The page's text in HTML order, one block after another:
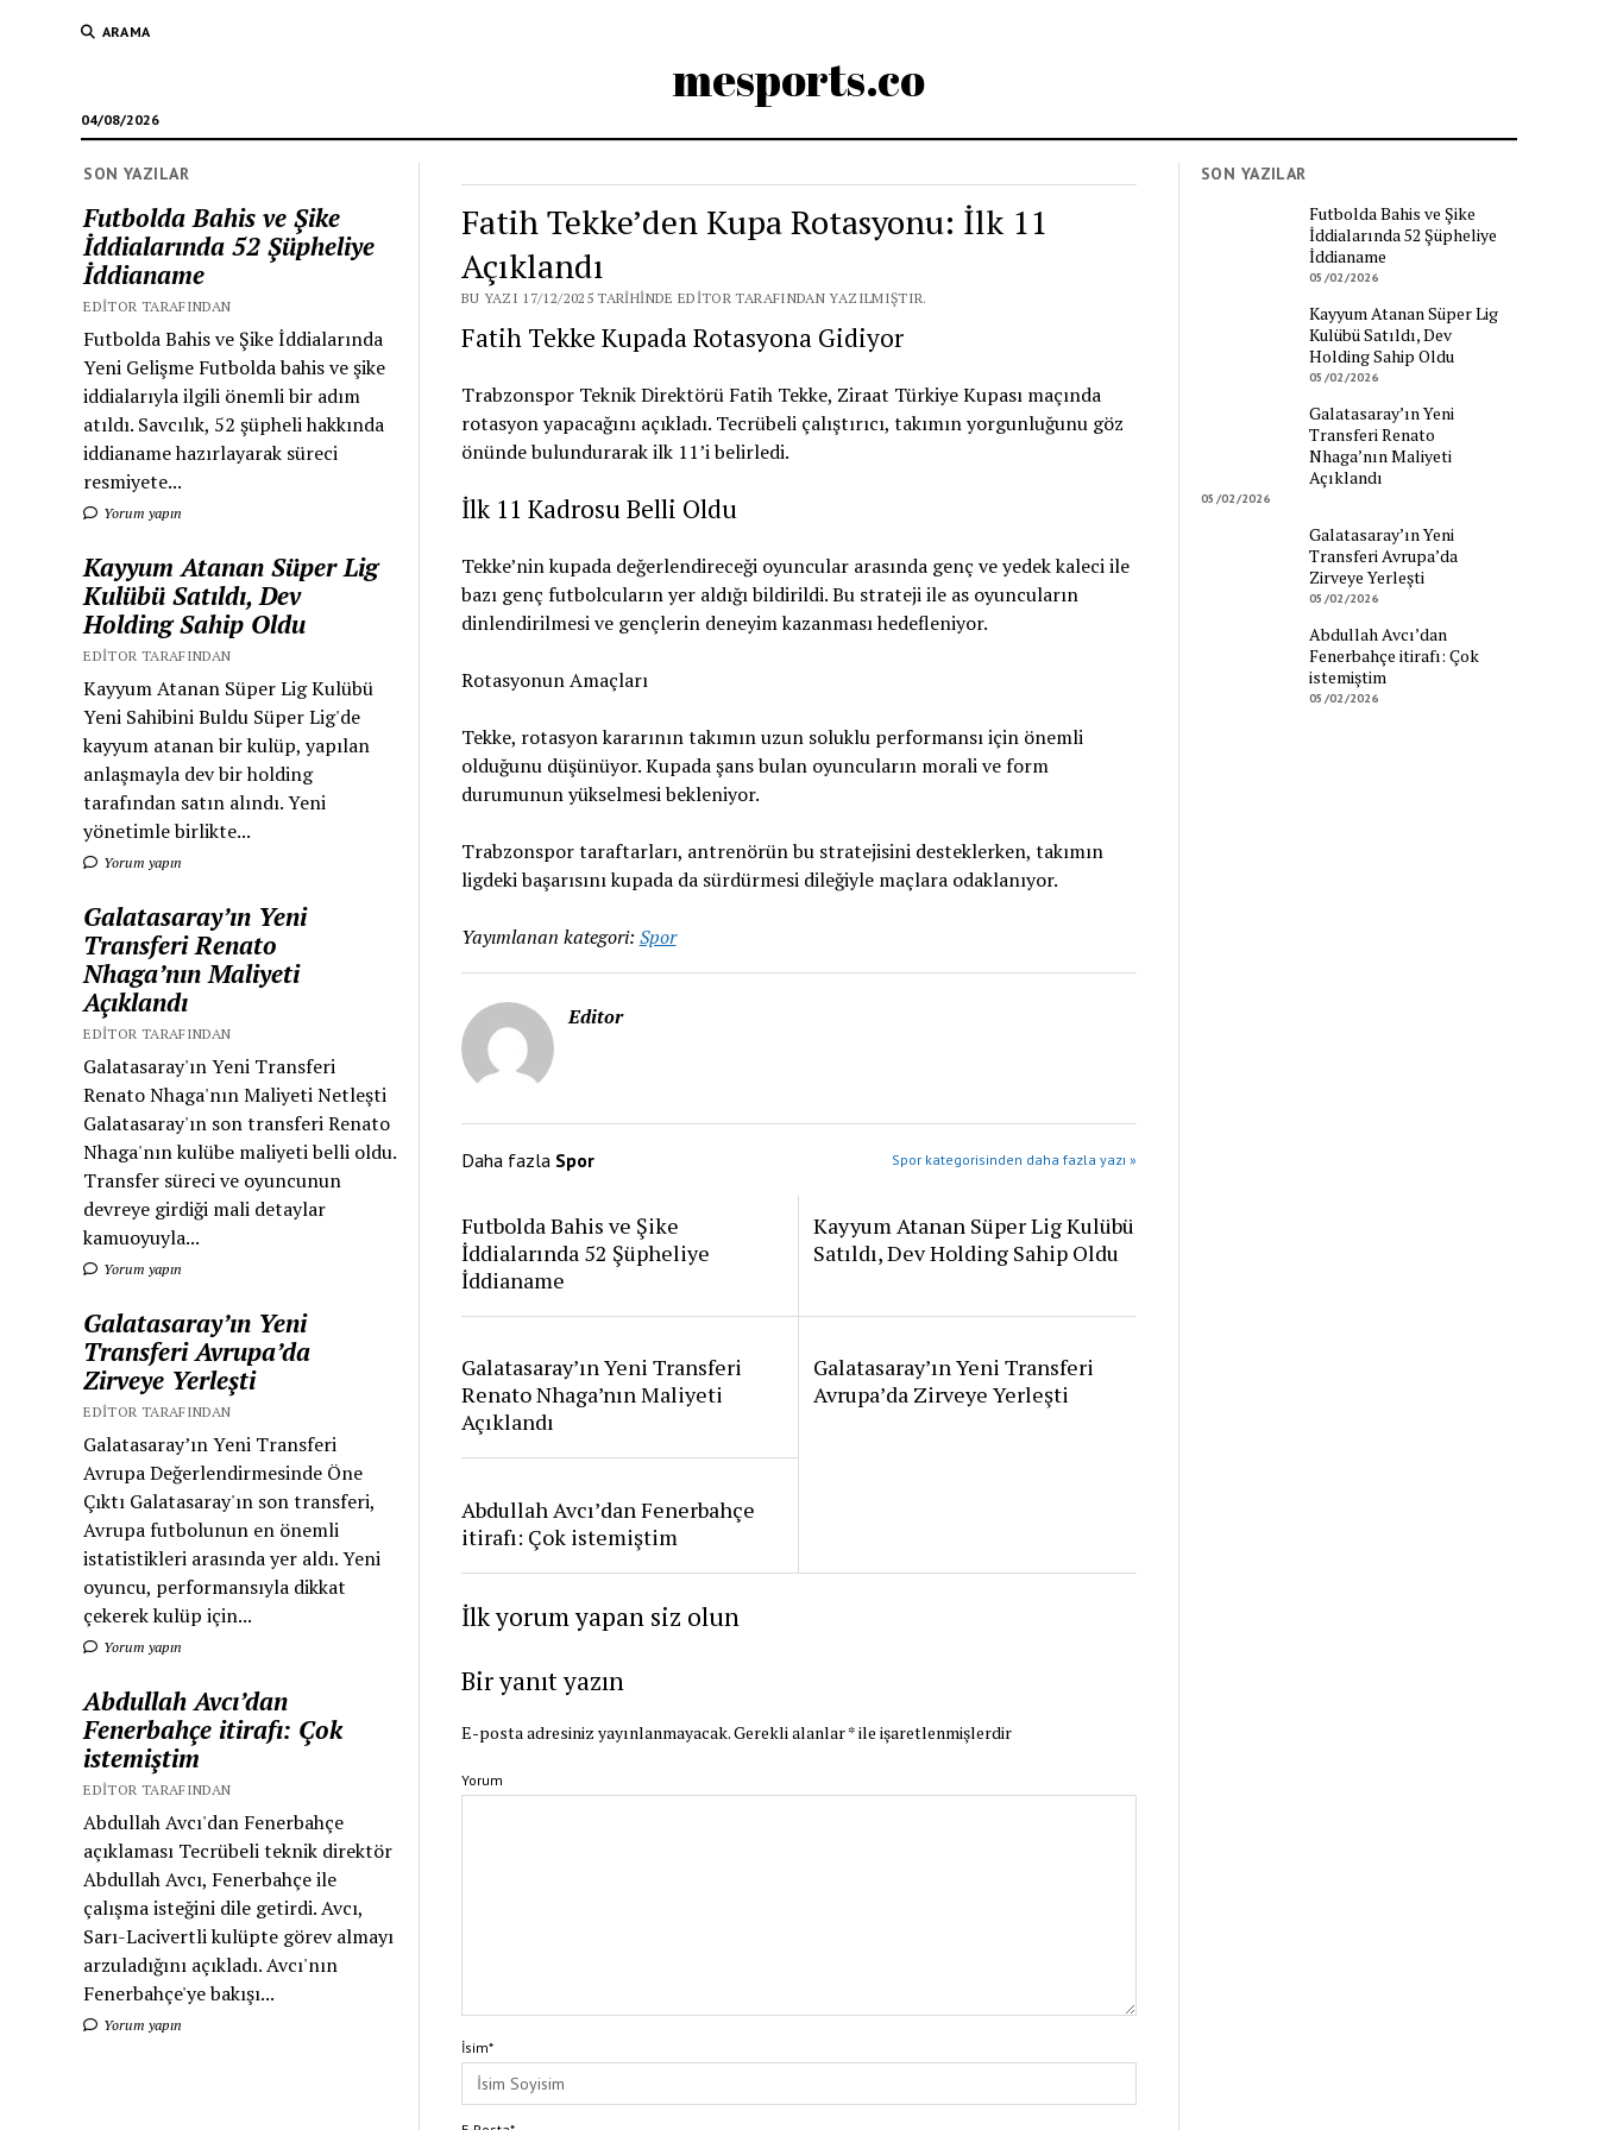
ARAMA
mesports.co
04/08/2026
SON YAZILAR
Futbolda Bahis ve Şike
İddialarında 52 Şüpheliye
İddianame
EDITOR TARAFINDAN
Futbolda Bahis ve Şike İddialarında
Yeni Gelişme Futbolda bahis ve şike
iddialarıyla ilgili önemli bir adım
atıldı. Savcılık, 52 şüpheli hakkında
iddianame hazırlayarak süreci
resmiyete...
Yorum yapın
Kayyum Atanan Süper Lig
Kulübü Satıldı, Dev
Holding Sahip Oldu
EDITOR TARAFINDAN
Kayyum Atanan Süper Lig Kulübü
Yeni Sahibini Buldu Süper Lig'de
kayyum atanan bir kulüp, yapılan
anlaşmayla dev bir holding
tarafından satın alındı. Yeni
yönetimle birlikte...
Yorum yapın
Galatasaray’ın Yeni
Transferi Renato
Nhaga’nın Maliyeti
Açıklandı
EDITOR TARAFINDAN
Galatasaray'ın Yeni Transferi
Renato Nhaga'nın Maliyeti Netleşti
Galatasaray'ın son transferi Renato
Nhaga'nın kulübe maliyeti belli oldu.
Transfer süreci ve oyuncunun
devreye girdiği mali detaylar
kamuoyuyla...
Yorum yapın
Galatasaray’ın Yeni
Transferi Avrupa’da
Zirveye Yerleşti
EDITOR TARAFINDAN
Galatasaray’ın Yeni Transferi
Avrupa Değerlendirmesinde Öne
Çıktı Galatasaray'ın son transferi,
Avrupa futbolunun en önemli
istatistikleri arasında yer aldı. Yeni
oyuncu, performansıyla dikkat
çekerek kulüp için...
Yorum yapın
Abdullah Avcı’dan
Fenerbahçe itirafı: Çok
istemiştim
EDITOR TARAFINDAN
Abdullah Avcı'dan Fenerbahçe
açıklaması Tecrübeli teknik direktör
Abdullah Avcı, Fenerbahçe ile
çalışma isteğini dile getirdi. Avcı,
Sarı-Lacivertli kulüpte görev almayı
arzuladığını açıkladı. Avcı'nın
Fenerbahçe'ye bakışı...
Yorum yapın
Fatih Tekke’den Kupa Rotasyonu: İlk 11
Açıklandı
BU YAZI 17/12/2025 TARIHINDE EDITOR TARAFINDAN YAZILMIŞTIR.
Fatih Tekke Kupada Rotasyona Gidiyor
Trabzonspor Teknik Direktörü Fatih Tekke, Ziraat Türkiye Kupası maçında
rotasyon yapacağını açıkladı. Tecrübeli çalıştırıcı, takımın yorgunluğunu göz
önünde bulundurarak ilk 11’i belirledi.
İlk 11 Kadrosu Belli Oldu
Tekke’nin kupada değerlendireceği oyuncular arasında genç ve yedek kaleci ile
bazı genç futbolcuların yer aldığı bildirildi. Bu strateji ile as oyuncuların
dinlendirilmesi ve gençlerin deneyim kazanması hedefleniyor.
Rotasyonun Amaçları
Tekke, rotasyon kararının takımın uzun soluklu performansı için önemli
olduğunu düşünüyor. Kupada şans bulan oyuncuların morali ve form
durumunun yükselmesi bekleniyor.
Trabzonspor taraftarları, antrenörün bu stratejisini desteklerken, takımın
ligdeki başarısını kupada da sürdürmesi dileğiyle maçlara odaklanıyor.
Yayımlanan kategori: Spor
Editor
Daha fazla Spor Spor kategorisinden daha fazla yazı »
Futbolda Bahis ve Şike
İddialarında 52 Şüpheliye
İddianame
Kayyum Atanan Süper Lig Kulübü
Satıldı, Dev Holding Sahip Oldu
Galatasaray’ın Yeni Transferi
Renato Nhaga’nın Maliyeti
Açıklandı
Galatasaray’ın Yeni Transferi
Avrupa’da Zirveye Yerleşti
Abdullah Avcı’dan Fenerbahçe
itirafı: Çok istemiştim
İlk yorum yapan siz olun
Bir yanıt yazın
E-posta adresiniz yayınlanmayacak.Gerekli alanlar*ile işaretlenmişlerdir
Yorum
İsim*
SON YAZILAR
Futbolda Bahis ve Şike
İddialarında 52 Şüpheliye
İddianame
05/02/2026
Kayyum Atanan Süper Lig
Kulübü Satıldı, Dev
Holding Sahip Oldu
05/02/2026
Galatasaray’ın Yeni
Transferi Renato
Nhaga’nın Maliyeti
Açıklandı
05/02/2026
Galatasaray’ın Yeni
Transferi Avrupa’da
Zirveye Yerleşti
05/02/2026
Abdullah Avcı’dan
Fenerbahçe itirafı: Çok
istemiştim
05/02/2026